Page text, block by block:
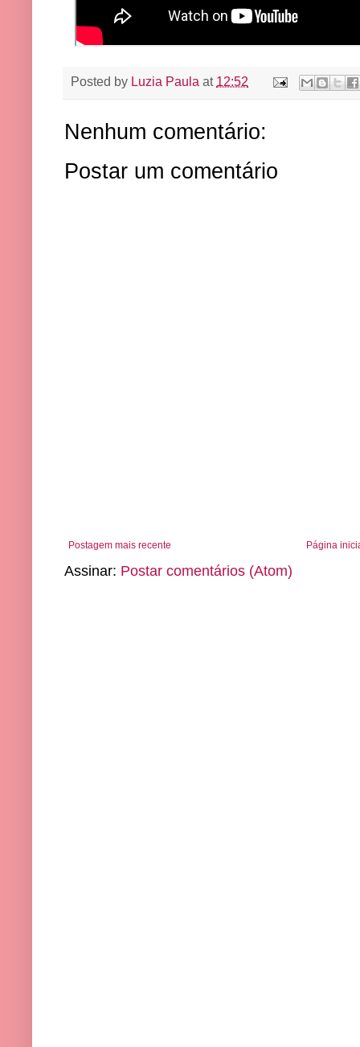
Posted by Luzia Paula at 12:52
Nenhum comentário:
Postar um comentário
Postagem mais recente Página
Assinar: Postar comentários (Atom)